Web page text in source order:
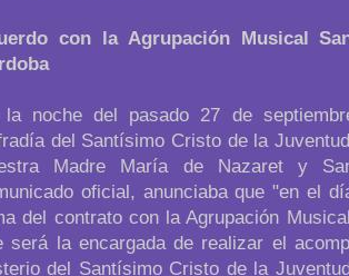
con la Agrupación Musical
la noche del pasado 27 de
del Santísimo Cristo de la
Madre María de Nazaret y
oficial, anunciaba que "en el
del contrato con la Agrupación
será la encargada de realizar el
del Santísimo Cristo de la